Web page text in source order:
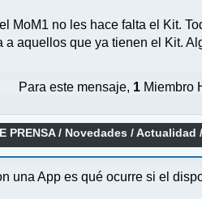
MoM1 no les hace falta el Kit.
a aquellos que ya tienen el Kit.
Para este mensaje, 1 Miembro
PRENSA/ Novedades / Actualidad /
una App es qué ocurre si el